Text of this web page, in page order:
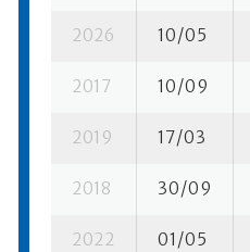
2026 10/05
2017 10/09
2019 17/03
2018 30/09
2022 01/05